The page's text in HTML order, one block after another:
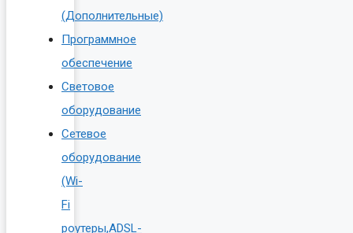
(Дополнительные)
Программное
обеспечение
Световое
оборудование
Сетевое
оборудование
(Wi-
Fi
роутеры,ADSL-